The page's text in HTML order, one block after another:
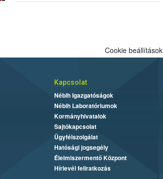
Cookie beállítások
Kapcsolat
Nébih Igazgatóságok
Nébih Laboratóriumok
Kormányhivatalok
Sajtókapcsolat
Ügyfélszolgálat
Hatósági jogsegély
Élelmiszermentő Központ
Hírlevél feliratkozás